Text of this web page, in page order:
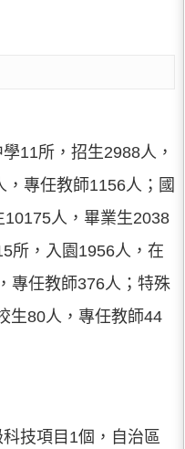
11所，招生2988人，
專任教師1156人；國
人，畢業生2038
所，入園1956人，在
專任教師376人；特殊
生80人，專任教師44
技項目1個，自治區